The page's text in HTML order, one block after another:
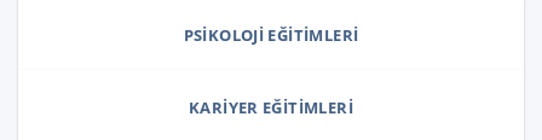
PSIKOLOJI EĞITIMLERI
KARIYER EĞITIMLERI